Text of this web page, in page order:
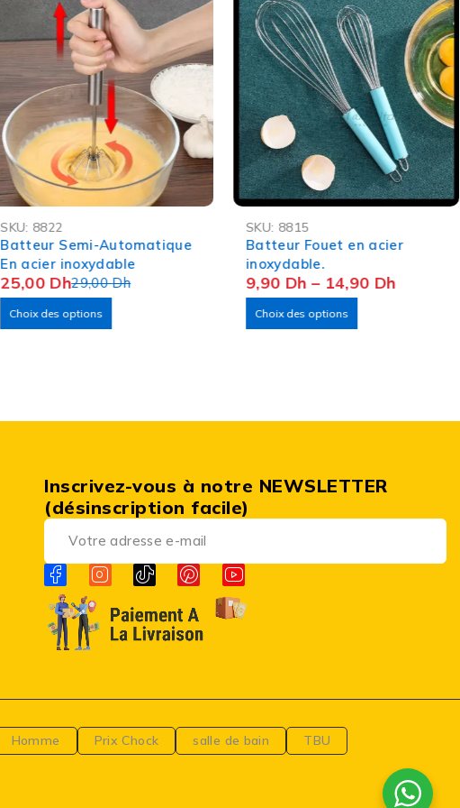
OFFRE FLASH
SKU: 8822
Batteur Semi-Automatique
En acier inoxydable
29,00Dh
25,00 Dh
Choix des options
OFFRE FLASH
SKU: 8815
Batteur Fouet en acier
inoxydable.
9,90 Dh – 14,90 Dh
Choix des options
Inscrivez-vous à notre NEWSLETTER
(désinscription facile)
Homme Prix Chock salle de bain TBU